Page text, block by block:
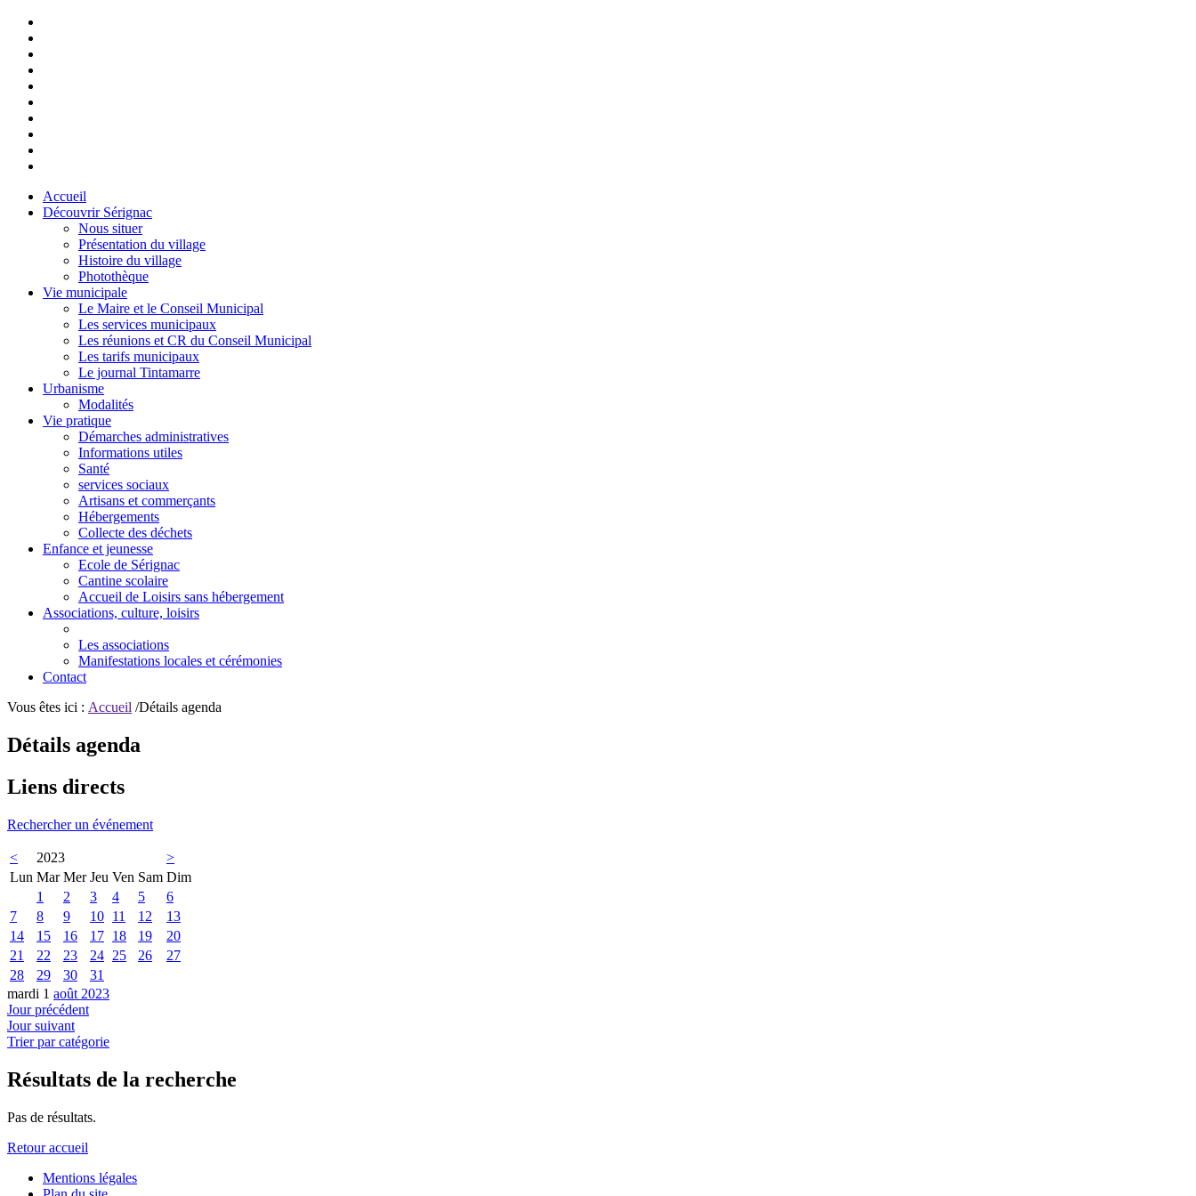
Accueil
Découvrir Sérignac
Nous situer
Présentation du village
Histoire du village
Photothèque
Vie municipale
Le Maire et le Conseil Municipal
Les services municipaux
Les réunions et CR du Conseil Municipal
Les tarifs municipaux
Le journal Tintamarre
Urbanisme
Modalités
Vie pratique
Démarches administratives
Informations utiles
Santé
services sociaux
Artisans et commerçants
Hébergements
Collecte des déchets
Enfance et jeunesse
Ecole de Sérignac
Cantine scolaire
Accueil de Loisirs sans hébergement
Associations, culture, loisirs
Les associations
Manifestations locales et cérémonies
Contact
Vous êtes ici : Accueil /Détails agenda
Détails agenda
Liens directs
Rechercher un événement
< 2023
>
Lun Mar Mer Jeu Ven Sam Dim
1
2 3 4 5
6
7
8 9 10 11 12
13
14
15 16 17 18 19
20
21
22 23 24 25 26
27
28
29 30
31
mardi 1 août 2023
Jour précédent
Jour suivant
Trier par catégorie
Résultats de la recherche
Pas de résultats.
Retour accueil
Mentions légales